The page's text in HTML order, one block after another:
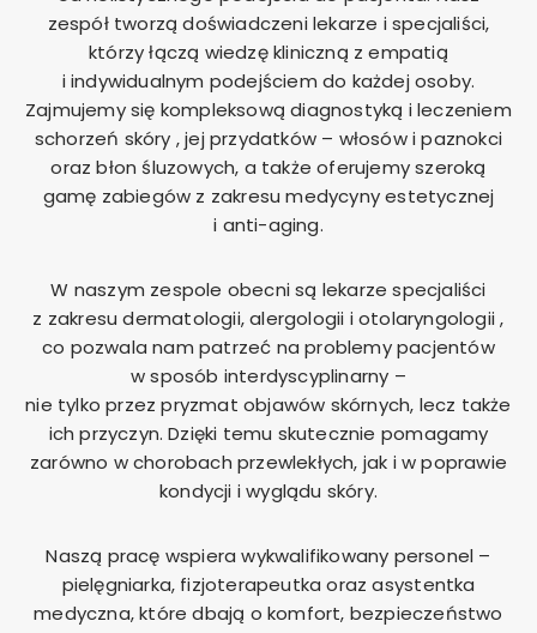
zespół tworzą doświadczeni lekarze i specjaliści,
którzy łączą wiedzę kliniczną z empatią
i indywidualnym podejściem do każdej osoby.
Zajmujemy się kompleksową diagnostyką i leczeniem
schorzeń skóry , jej przydatków – włosów i paznokci
oraz błon śluzowych, a także oferujemy szeroką
gamę zabiegów z zakresu medycyny estetycznej
i anti-aging.
W naszym zespole obecni są lekarze specjaliści
z zakresu dermatologii, alergologii i otolaryngologii ,
co pozwala nam patrzeć na problemy pacjentów
w sposób interdyscyplinarny –
nie tylko przez pryzmat objawów skórnych, lecz także
ich przyczyn. Dzięki temu skutecznie pomagamy
zarówno w chorobach przewlekłych, jak i w poprawie
kondycji i wyglądu skóry.
Naszą pracę wspiera wykwalifikowany personel –
pielęgniarka, fizjoterapeutka oraz asystentka
medyczna, które dbają o komfort, bezpieczeństwo